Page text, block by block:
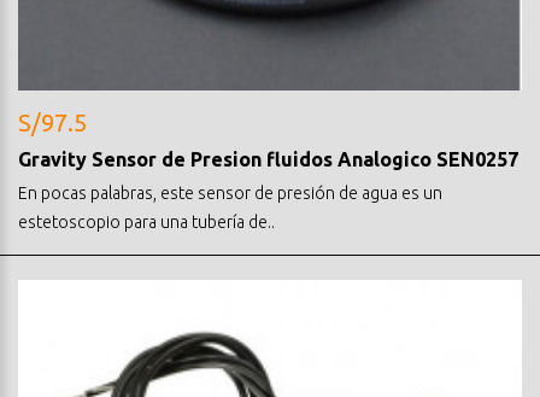
S/97.5
Gravity Sensor de Presion fluidos Analogico SEN0257
En pocas palabras, este sensor de presión de agua es un
estetoscopio para una tubería de..